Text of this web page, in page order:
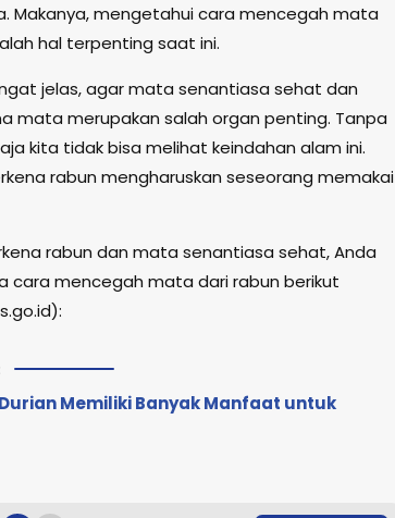
Makanya, mengetahui cara mencegah mata
hal terpenting saat ini.
jelas, agar mata senantiasa sehat dan
mata merupakan salah organ penting. Tanpa
kita tidak bisa melihat keindahan alam ini.
rabun mengharuskan seseorang memakai
rabun dan mata senantiasa sehat, Anda
cara mencegah mata dari rabun berikut
Memiliki Banyak Manfaat untuk